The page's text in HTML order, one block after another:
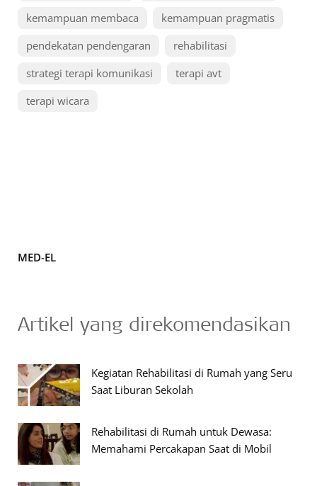
kemampuan membaca
kemampuan pragmatis
pendekatan pendengaran
rehabilitasi
strategi terapi komunikasi
terapi avt
terapi wicara
MED-EL
Artikel yang direkomendasikan
Kegiatan Rehabilitasi di Rumah yang Seru
Saat Liburan Sekolah
Rehabilitasi di Rumah untuk Dewasa:
Memahami Percakapan Saat di Mobil